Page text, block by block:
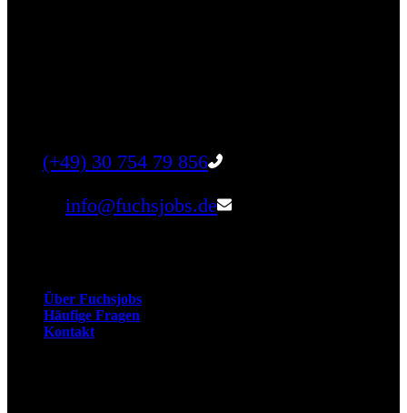
(+49) 30 754 79 856
info@fuchsjobs.de
Über Fuchsjobs
Häufige Fragen
Kontakt